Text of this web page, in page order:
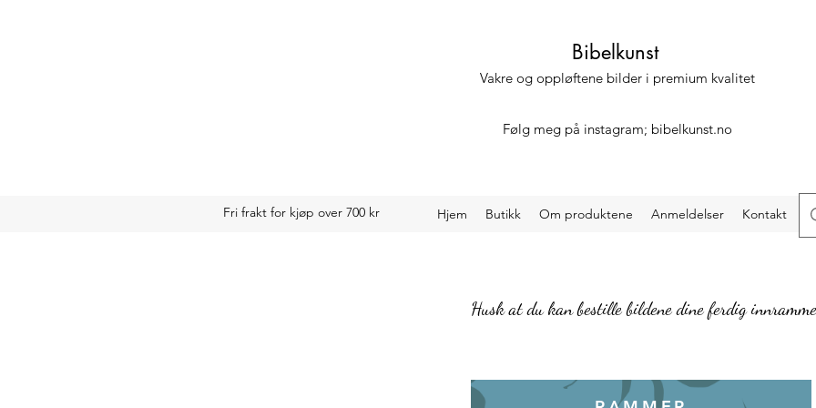
Bibelkunst
Vakre og oppløftene bilder i premium kvalitet
Følg meg på instagram; bibelkunst.no
Hjem Butikk Om produktene Anmeldelser Kontakt
Fri frakt for kjøp over 700 kr
Husk at du kan bestille bildene dine ferdig